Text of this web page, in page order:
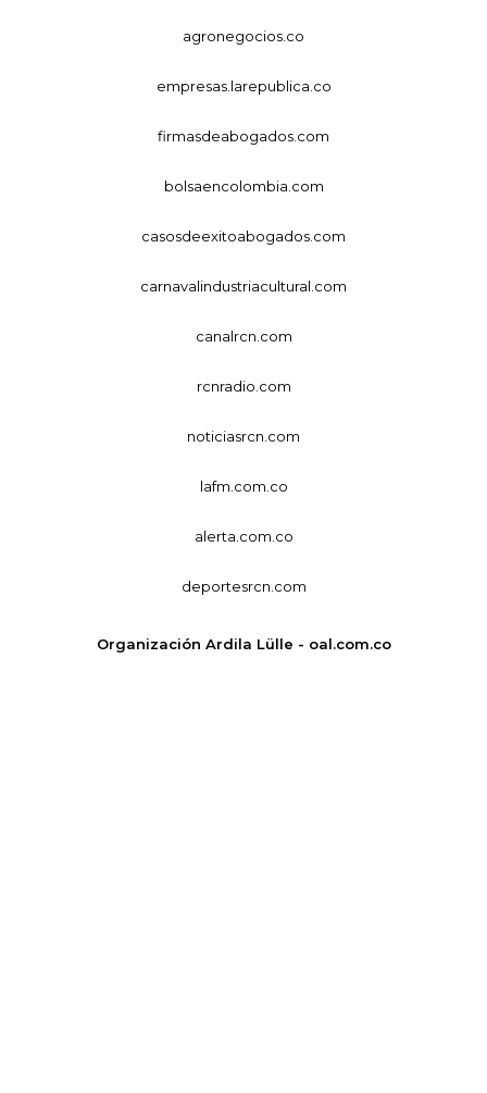
agronegocios.co
empresas.larepublica.co
firmasdeabogados.com
bolsaencolombia.com
casosdeexitoabogados.com
carnavalindustriacultural.com
canalrcn.com
rcnradio.com
noticiasrcn.com
lafm.com.co
alerta.com.co
deportesrcn.com
Organización Ardila Lülle - oal.com.co